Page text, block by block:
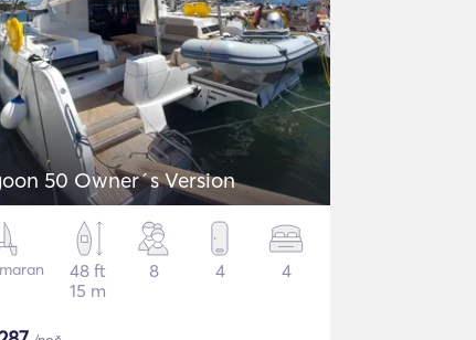
50 Owner´s Version
48 ft
15 m
8 4 4